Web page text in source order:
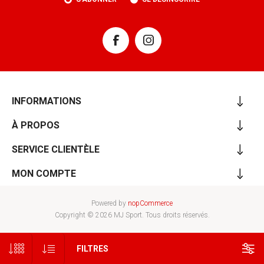
FILTRES
INFORMATIONS
À PROPOS
SERVICE CLIENTÈLE
MON COMPTE
Powered by nopCommerce
Copyright © 2026 MJ Sport. Tous droits réservés.